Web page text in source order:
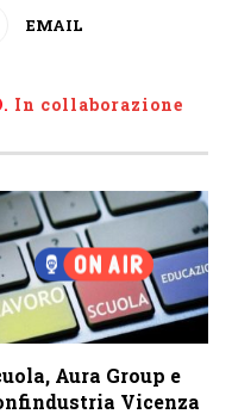
EMAIL
In collaborazione
Aura Group e
Vicenza